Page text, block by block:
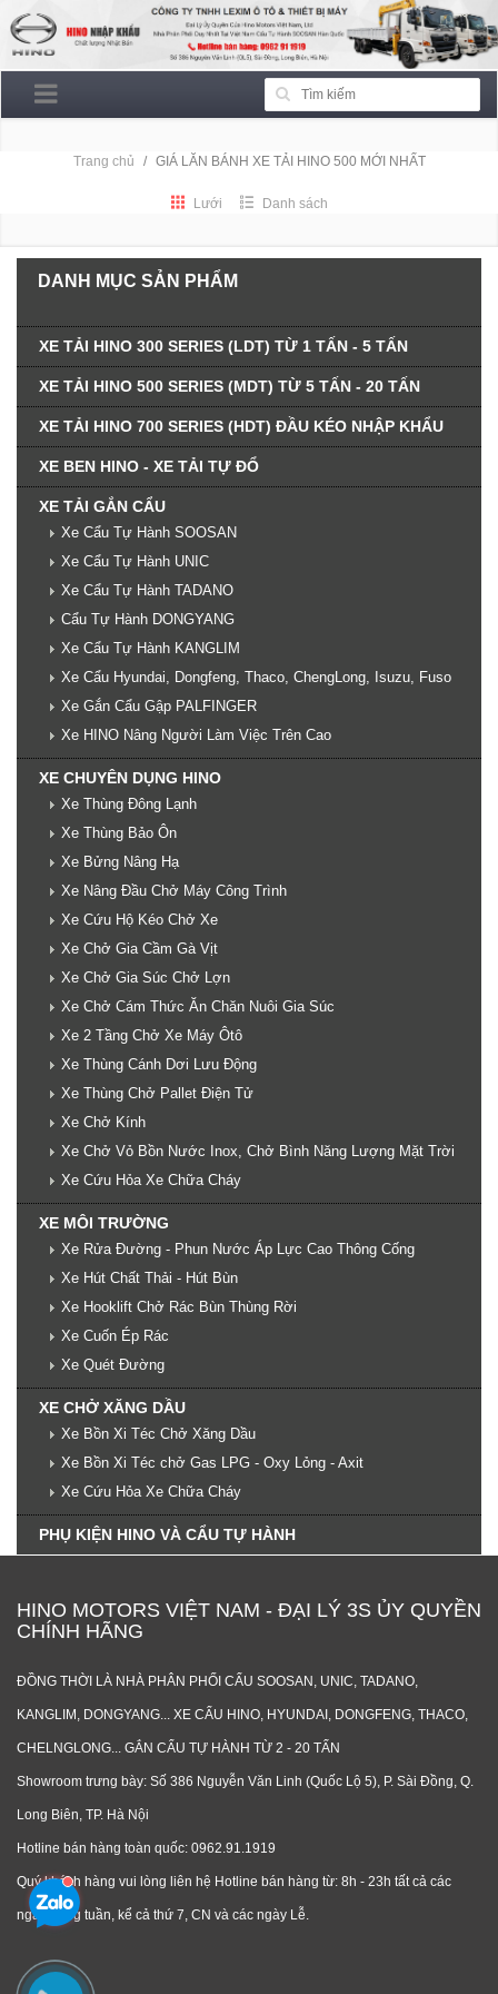
Trang chủ GIÁ LĂN BÁNH XE TẢI HINO 500 MỚI NHẤT
Lưới Danh sách
DANH MỤC SẢN PHẨM
XE TẢI HINO 300 SERIES (LDT) TỪ 1 TẤN - 5 TẤN
XE TẢI HINO 500 SERIES (MDT) TỪ 5 TẤN - 20 TẤN
XE TẢI HINO 700 SERIES (HDT) ĐẦU KÉO NHẬP KHẨU
XE BEN HINO - XE TẢI TỰ ĐỔ
XE TẢI GẮN CẨU
Xe Cẩu Tự Hành SOOSAN
Xe Cẩu Tự Hành UNIC
Xe Cẩu Tự Hành TADANO
Cẩu Tự Hành DONGYANG
Xe Cẩu Tự Hành KANGLIM
Xe Cẩu Hyundai, Dongfeng, Thaco, ChengLong, Isuzu, Fuso
Xe Gắn Cẩu Gập PALFINGER
Xe HINO Nâng Người Làm Việc Trên Cao
XE CHUYÊN DỤNG HINO
Xe Thùng Đông Lạnh
Xe Thùng Bảo Ôn
Xe Bửng Nâng Hạ
Xe Nâng Đầu Chở Máy Công Trình
Xe Cứu Hộ Kéo Chở Xe
Xe Chở Gia Cầm Gà Vịt
Xe Chở Gia Súc Chở Lợn
Xe Chở Cám Thức Ăn Chăn Nuôi Gia Súc
Xe 2 Tầng Chở Xe Máy Ôtô
Xe Thùng Cánh Dơi Lưu Động
Xe Thùng Chở Pallet Điện Tử
Xe Chở Kính
Xe Chở Vỏ Bồn Nước Inox, Chở Bình Năng Lượng Mặt Trời
Xe Cứu Hỏa Xe Chữa Cháy
XE MÔI TRƯỜNG
Xe Rửa Đường - Phun Nước Áp Lực Cao Thông Cống
Xe Hút Chất Thải - Hút Bùn
Xe Hooklift Chở Rác Bùn Thùng Rời
Xe Cuốn Ép Rác
Xe Quét Đường
XE CHỞ XĂNG DẦU
Xe Bồn Xi Téc Chở Xăng Dầu
Xe Bồn Xi Téc chở Gas LPG - Oxy Lỏng - Axit
Xe Cứu Hỏa Xe Chữa Cháy
PHỤ KIỆN HINO VÀ CẨU TỰ HÀNH
HINO MOTORS VIỆT NAM - ĐẠI LÝ 3S ỦY QUYỀN
CHÍNH HÃNG
ĐỒNG THỜI LÀ NHÀ PHÂN PHỐI CẨU SOOSAN, UNIC, TADANO,
KANGLIM, DONGYANG... XE CẨU HINO, HYUNDAI, DONGFENG, THACO,
CHELNGLONG... GẮN CẨU TỰ HÀNH TỪ 2 - 20 TẤN
Showroom trưng bày: Số 386 Nguyễn Văn Linh (Quốc Lộ 5), P. Sài Đồng, Q.
Long Biên, TP. Hà Nội
Hotline bán hàng toàn quốc: 0962.91.1919
Quý khách hàng vui lòng liên hệ Hotline bán hàng từ: 8h - 23h tất cả các
ngày trong tuần, kể cả thứ 7, CN và các ngày Lễ.